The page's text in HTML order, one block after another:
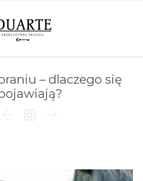
– dlaczego się
  